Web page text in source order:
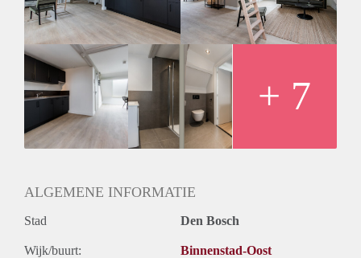
design, this house is ready for immediate occupancy for a
maximum of 6-month stay.
Ideal Location
Situated in the lively city center you have everything you
need at your fingertips. With numerous restaurants, cafes, and
shops nearby, you'll never have to look far for entertainment
or amenities. Furthermore, major public transportation
connections are easily accessible, allowing you to explore the
city and surrounding areas quickly and conveniently.
+ 7
ALGEMENE INFORMATIE
Stad Den Bosch
Wijk/buurt: Binnenstad-Oost